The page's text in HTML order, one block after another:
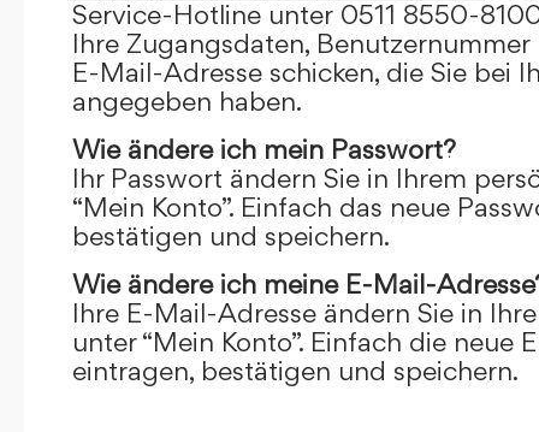
Service-Hotline unter 0511 8550-
Ihre Zugangsdaten,
E-Mail-Adresse schicken, die Sie bei
angegeben haben.
Wie ändere ich mein Passwort?
Ihr Passwort ändern Sie in Ihrem
“Mein Konto”. Einfach das neue
bestätigen und speichern.
Wie ändere ich meine E-Mail-
Ihre E-Mail-Adresse ändern Sie in
unter “Mein Konto”. Einfach die neue
eintragen, bestätigen und speichern.